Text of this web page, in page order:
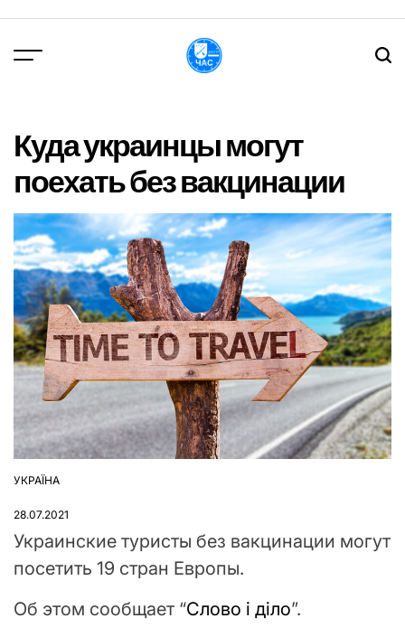
вмісту
Куда украинцы могут
поехать без вакцинации
ОПУБЛІКУВАТИ
УКРАЇНА
28.07.2021
Украинские туристы без вакцинации могут
посетить 19 стран Европы.
Об этом сообщает “Слово і діло”.